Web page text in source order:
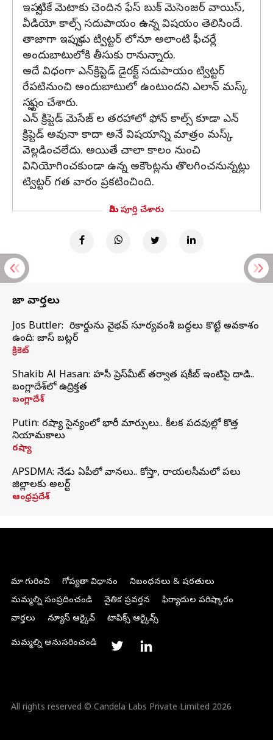
ఇప్పటికే మెటాకు చెందిన ఫేస్ బుక్ మెసెంజర్ వాయిస్,
వీడియో కాల్స్ సదుపాయం ఉన్న విషయం తెలిసిందే.
తాజాగా ఇప్పుడు ట్విట్టర్ లోనూ అలాంటి ఫీచర్లే
అందుబాటులోకి తీసుకు రానున్నారు.
అదే విధంగా ఎన్‌క్రిప్టెడ్ డైరక్ట్ సదుపాయం ట్విట్టర్
రేపటినుంచి అందుబాటులో ఉంటుందని ఎలాన్ మస్క్
స్పష్టం చేశారు.
ఎన్ క్రిప్టెడ్ మెసేజ్ ల తరహాలో ఫోన్ కాల్స్ కూడా ఎన్
క్రిప్టెడ్ అవునా కాదా అనే విషయాన్ని మాత్రం మస్క్
వెల్లడించలేదు. అయితే చాలా కాలం నుంచి
వినియోగించకుండా ఉన్న అకౌంట్లను తొలగించనున్నట్లు
ట్విట్టర్ గత వారం ప్రకటించింది.
మీరు పూర్తి చేశారు
తాజా వార్తలు
Jos Buttler: నా రికార్డును వైభవ్ సూర్యవంశీ బద్దలు కొట్టే అవకాశం
ఉంది: జాస్ బట్లర్
క్రికెట్
Shakib Al Hasan: హసీనా ప్రెస్‌మీట్‌ తర్వాత షకీబ్‌ ఇంటిపై దాడి..
బంగ్లాదేశ్‌లో ఉద్రిక్తత
బంగ్లాదేశ్
Putin: రష్యా సైన్యంలో భారీ మార్పులు.. కీలక పదవుల్లో కొత్త
నియామకాలు
రష్యా
APSDMA: నేడు ఏపీలో వానలు.. కోస్తా, రాయలసీమలో పలు
జిల్లాలకు అలర్ట్
ఆంధ్రప్రదేశ్
మా గురించి గోప్యతా విధానం
నిబంధనలు & షరతులు
మమ్మల్ని సంప్రదించండి
నైతిక ప్రవర్తన
ఫిర్యాదుల పరిష్కారం
వార్తలు
న్యూస్ ఆర్కైవ్ టాపిక్స్ ఆర్కైవ్స్
మమ్మల్ని అనుసరించండి
All rights reserved © Candela Labs Private Limited 2026